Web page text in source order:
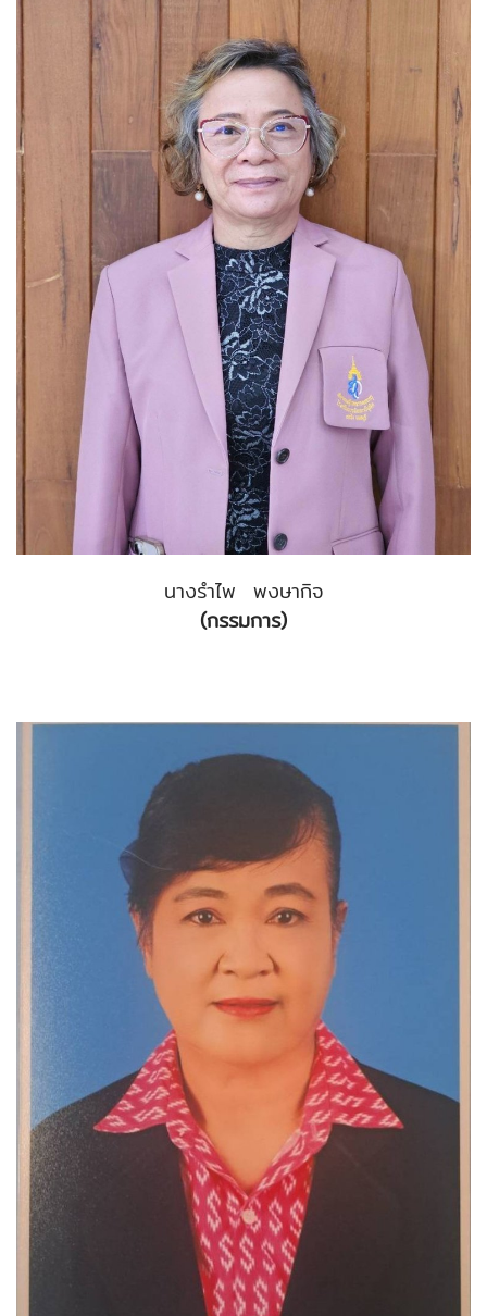
นางรำไพ พงษากิจ
(กรรมการ)